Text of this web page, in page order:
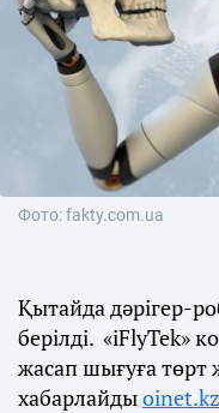
Фото: fakty.com.ua
Қытайда дәрігер-
берілді. «iFlyTek»
жасап шығуға төрт
хабарлайдыoinet.kz